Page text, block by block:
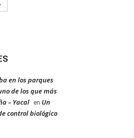
en los parques
de los que más
– Yacal
en Un
control biológico